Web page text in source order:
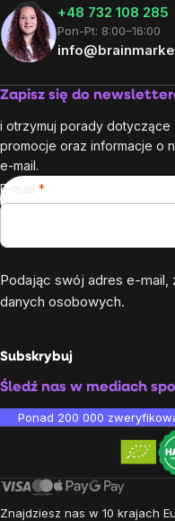
+48 732 108 285
Pon-Pt: 8:00–16:00
Zapisz się do
i otrzymuj porady
promocje oraz informacje o
e-mail.
E-mail
Podając swój adres e-mail,
danych osobowych.
Subskrybuj
Śledź nas w mediach
Ponad 200 000
Znajdziesz nas w 10 krajach